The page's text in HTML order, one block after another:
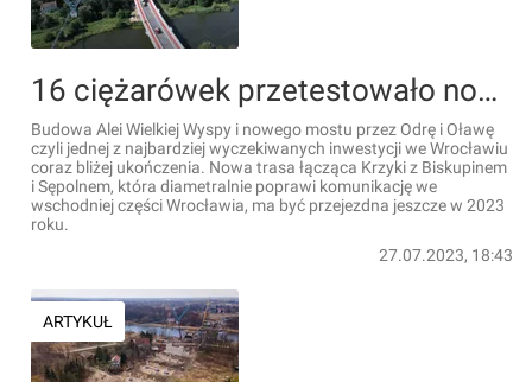
16 ciężarówek przetestowało nowy most Olimpijski powstający we Wrocławiu, w ramach budowy Alei Wielkiej Wyspy [FILM]
Budowa Alei Wielkiej Wyspy i nowego mostu przez Odrę i Oławę
czyli jednej z najbardziej wyczekiwanych inwestycji we Wrocławiu
coraz bliżej ukończenia. Nowa trasa łącząca Krzyki z Biskupinem
i Sępolnem, która diametralnie poprawi komunikację we
wschodniej części Wrocławia, ma być przejezdna jeszcze w 2023
roku.
27.07.2023, 18:43
ARTYKUŁ